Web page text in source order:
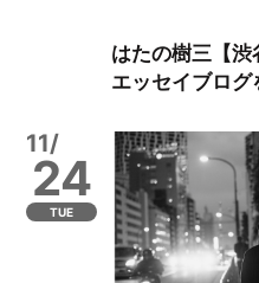
はたの樹三【渋
エッセイブログ
11/
24
TUE